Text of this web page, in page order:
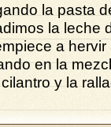
la pasta
la leche
a
en la
y la